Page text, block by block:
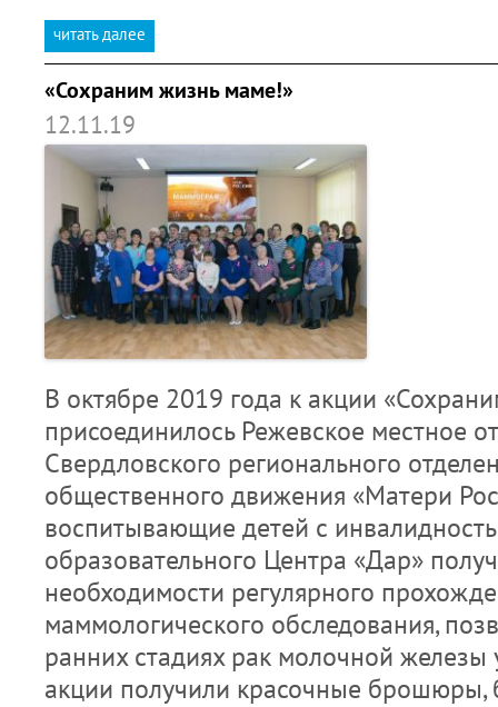
читать далее
«Сохраним жизнь маме!»
12.11.19
В октябре 2019 года к акции
присоединилось Режевское местное
Свердловского регионального
общественного движения «Матери
воспитывающие детей с
образовательного Центра «Дар»
необходимости регулярного
маммологического обследования,
ранних стадиях рак молочной
акции получили красочные брошюры,